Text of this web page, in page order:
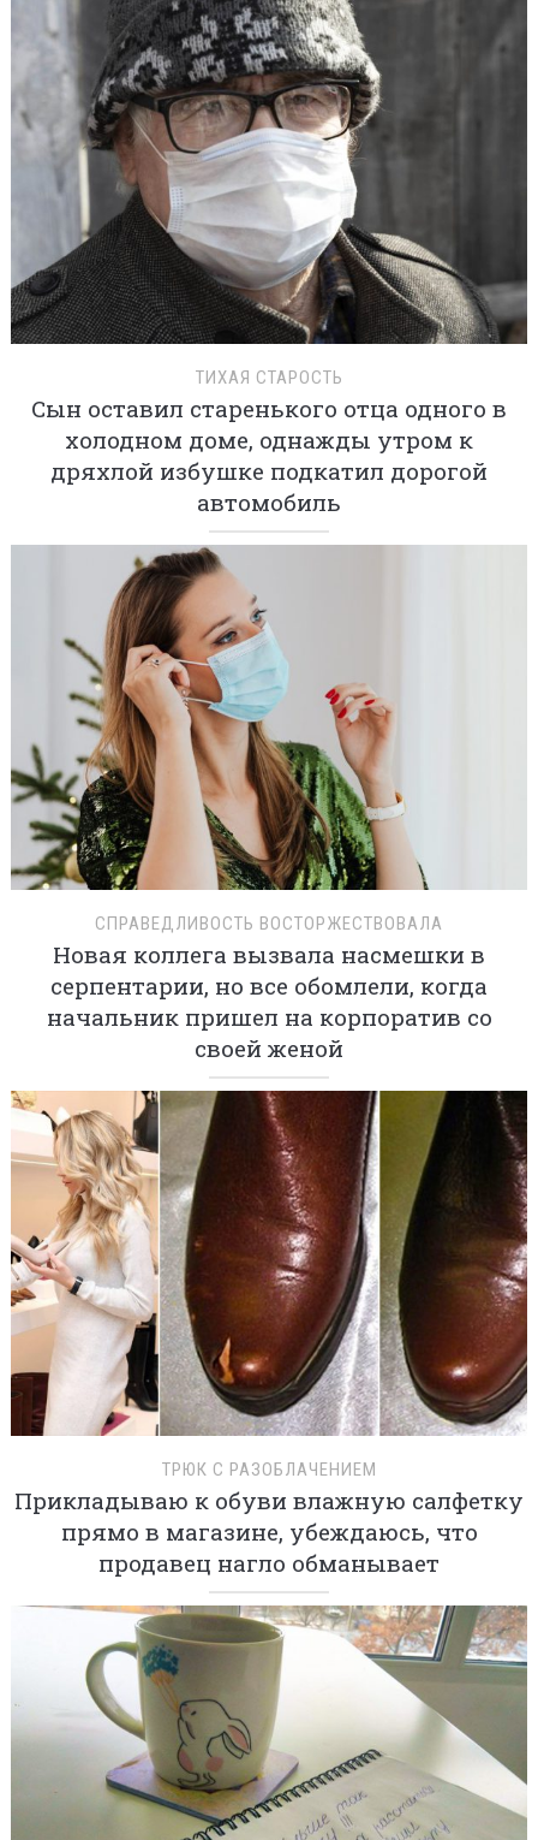
ТИХАЯ СТАРОСТЬ
Сын оставил старенького отца одного в
холодном доме, однажды утром к
дряхлой избушке подкатил дорогой
автомобиль
СПРАВЕДЛИВОСТЬ ВОСТОРЖЕСТВОВАЛА
Новая коллега вызвала насмешки в
серпентарии, но все обомлели, когда
начальник пришел на корпоратив со
своей женой
ТРЮК С РАЗОБЛАЧЕНИЕМ
Прикладываю к обуви влажную салфетку
прямо в магазине, убеждаюсь, что
продавец нагло обманывает